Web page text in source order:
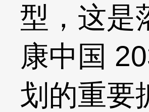
型，这是
康中国
划的重要